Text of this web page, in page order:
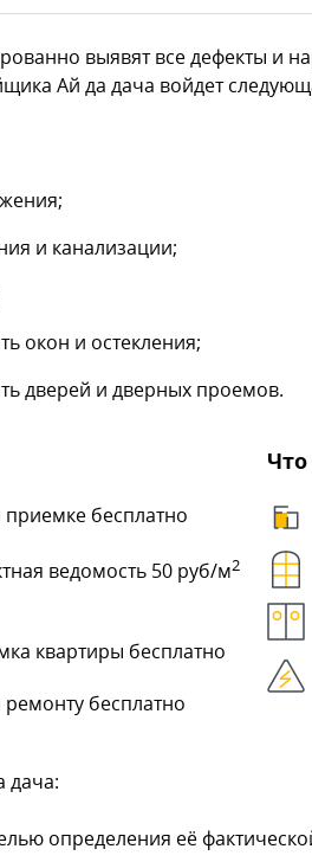
выявят все дефекты и
Ай да дача войдет
и канализации;
окон и остекления;
дверей и дверных проемов.
бесплатно
ведомость 50 руб/м2
квартиры бесплатно
бесплатно
дача:
определения её